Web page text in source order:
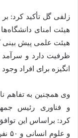
زلفی گل تأکید کرد:
هیئت علمی پیش بینی
ظرفیت دارد و سرآمد
انگیزه برای افراد
وی همچنین به تفاهم
و فناوری رئیس
کرد: براساس این
و